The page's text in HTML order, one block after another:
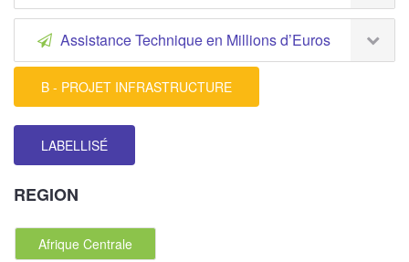
Assistance Technique en Millions d’Euros
B - PROJET INFRASTRUCTURE
LABELLISÉ
REGION
Afrique Centrale